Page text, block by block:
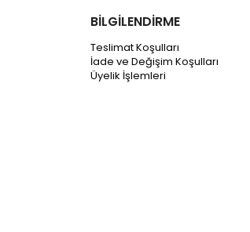
BİLGİLENDİRME
Teslimat Koşulları
İade ve Değişim Koşulları
Üyelik İşlemleri